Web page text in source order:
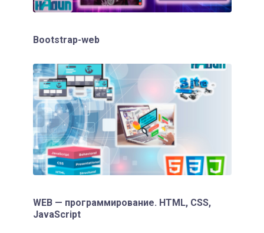
Bootstrap-web
WEB — программирование. HTML, CSS,
JavaScript